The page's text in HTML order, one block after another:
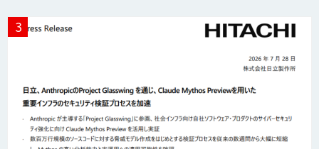
生成AIの業務活用は「Safe AI
スマート工場ソリューションkizkia-
Meter